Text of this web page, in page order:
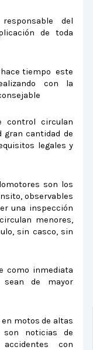
del
de toda
tiempo este
con la
circulan
gran cantidad de
legales y
son los
observables
una inspección
menores,
sin casco, sin
como inmediata
sean de mayor
motos de altas
son noticias de
con